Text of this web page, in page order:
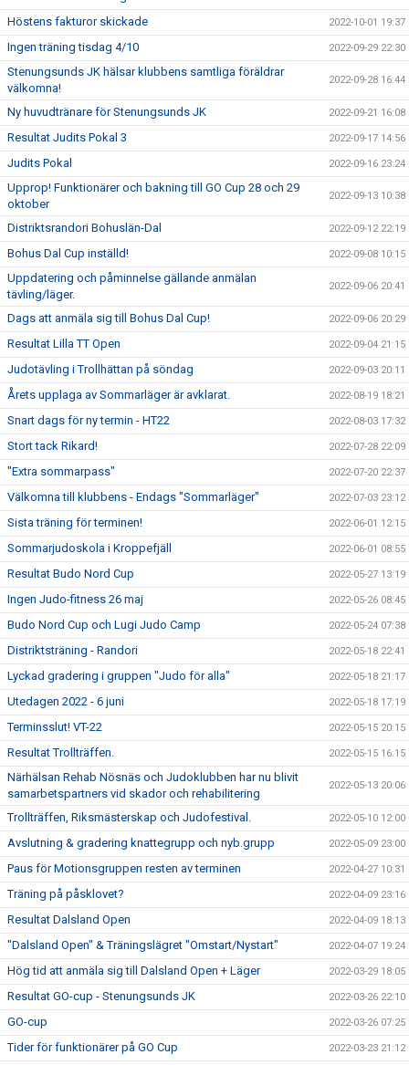
Höstens fakturor skickade 2022-10-01 19:37
Ingen träning tisdag 4/10 2022-09-29 22:30
Stenungsunds JK hälsar klubbens samtliga föräldrar
välkomna!
2022-09-28 16:44
Ny huvudtränare för Stenungsunds JK 2022-09-21 16:08
Resultat Judits Pokal 3 2022-09-17 14:56
Judits Pokal 2022-09-16 23:24
Upprop! Funktionärer och bakning till GO Cup 28 och 29
oktober
2022-09-13 10:38
Distriktsrandori Bohuslän-Dal 2022-09-12 22:19
Bohus Dal Cup inställd! 2022-09-08 10:15
Uppdatering och påminnelse gällande anmälan
tävling/läger.
2022-09-06 20:41
Dags att anmäla sig till Bohus Dal Cup! 2022-09-06 20:29
Resultat Lilla TT Open 2022-09-04 21:15
Judotävling i Trollhättan på söndag 2022-09-03 20:11
Årets upplaga av Sommarläger är avklarat. 2022-08-19 18:21
Snart dags för ny termin - HT22 2022-08-03 17:32
Stort tack Rikard! 2022-07-28 22:09
"Extra sommarpass" 2022-07-20 22:37
Välkomna till klubbens - Endags "Sommarläger" 2022-07-03 23:12
Sista träning för terminen! 2022-06-01 12:15
Sommarjudoskola i Kroppefjäll 2022-06-01 08:55
Resultat Budo Nord Cup 2022-05-27 13:19
Ingen Judo-fitness 26 maj 2022-05-26 08:45
Budo Nord Cup och Lugi Judo Camp 2022-05-24 07:38
Distriktsträning - Randori 2022-05-18 22:41
Lyckad gradering i gruppen "Judo för alla" 2022-05-18 21:17
Utedagen 2022 - 6 juni 2022-05-18 17:19
Terminsslut! VT-22 2022-05-15 20:15
Resultat Trollträffen. 2022-05-15 16:15
Närhälsan Rehab Nösnäs och Judoklubben har nu blivit
samarbetspartners vid skador och rehabilitering
2022-05-13 20:06
Trollträffen, Riksmästerskap och Judofestival. 2022-05-10 12:00
Avslutning & gradering knattegrupp och nyb.grupp 2022-05-09 23:00
Paus för Motionsgruppen resten av terminen 2022-04-27 10:31
Träning på påsklovet? 2022-04-09 23:16
Resultat Dalsland Open 2022-04-09 18:13
"Dalsland Open" & Träningslägret "Omstart/Nystart" 2022-04-07 19:24
Hög tid att anmäla sig till Dalsland Open + Läger 2022-03-29 18:05
Resultat GO-cup - Stenungsunds JK 2022-03-26 22:10
GO-cup 2022-03-26 07:25
Tider för funktionärer på GO Cup 2022-03-23 21:12